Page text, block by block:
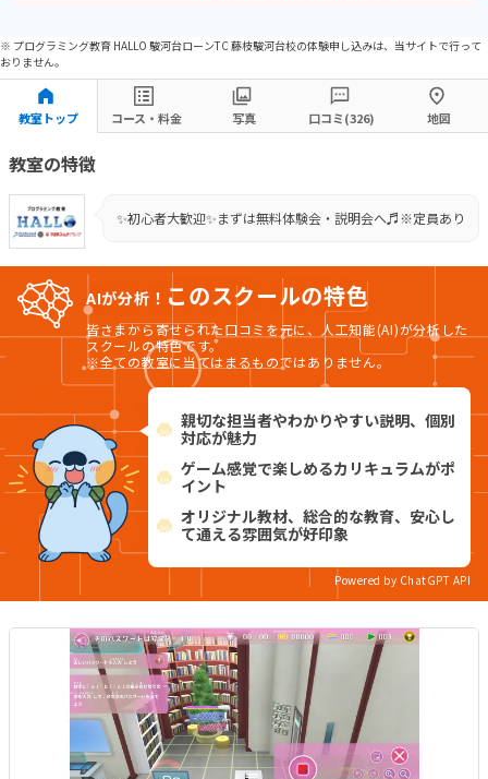
※ プログラミング教育 HALLO 駿河台ローンTC 藤枝駿河台校の体験申し込みは、当サイトで行って
おりません。
教室トップ コース・料金 写真 口コミ(326) 地図
教室の特徴
✨初心者大歓迎✨まずは無料体験会・説明会へ♬※定員あり
AIが分析！ このスクールの特色
皆さまから寄せられた口コミを元に、人工知能(AI)が分析した
スクールの特色です。
※全ての教室に当てはまるものではありません。
親切な担当者やわかりやすい説明、個別
対応が魅力
ゲーム感覚で楽しめるカリキュラムがポ
イント
オリジナル教材、総合的な教育、安心し
て通える雰囲気が好印象
Powered by ChatGPT API